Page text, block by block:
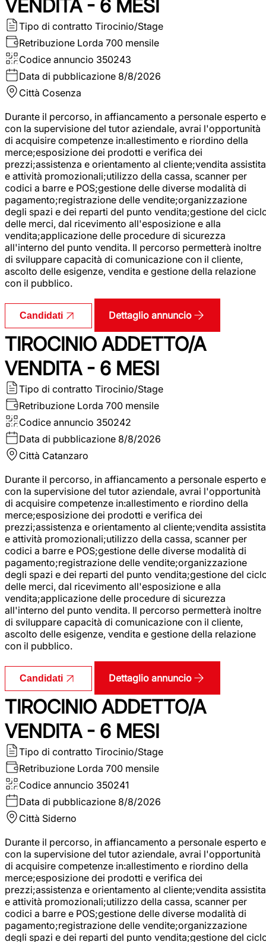
VENDITA - 6 MESI
Tipo di contratto Tirocinio/Stage
Retribuzione Lorda 700 mensile
Codice annuncio 350243
Data di pubblicazione 8/8/2026
Città Cosenza
Durante il percorso, in affiancamento a personale esperto e
con la supervisione del tutor aziendale, avrai l'opportunità
di acquisire competenze in:allestimento e riordino della
merce;esposizione dei prodotti e verifica dei
prezzi;assistenza e orientamento al cliente;vendita assistita
e attività promozionali;utilizzo della cassa, scanner per
codici a barre e POS;gestione delle diverse modalità di
pagamento;registrazione delle vendite;organizzazione
degli spazi e dei reparti del punto vendita;gestione del
delle merci, dal ricevimento all'esposizione e alla
vendita;applicazione delle procedure di sicurezza
all'interno del punto vendita. Il percorso permetterà inoltre
di sviluppare capacità di comunicazione con il cliente,
ascolto delle esigenze, vendita e gestione della relazione
con il pubblico.
Candidati Dettaglio annuncio
TIROCINIO ADDETTO/A
VENDITA - 6 MESI
Tipo di contratto Tirocinio/Stage
Retribuzione Lorda 700 mensile
Codice annuncio 350242
Data di pubblicazione 8/8/2026
Città Catanzaro
Durante il percorso, in affiancamento a personale esperto e
con la supervisione del tutor aziendale, avrai l'opportunità
di acquisire competenze in:allestimento e riordino della
merce;esposizione dei prodotti e verifica dei
prezzi;assistenza e orientamento al cliente;vendita assistita
e attività promozionali;utilizzo della cassa, scanner per
codici a barre e POS;gestione delle diverse modalità di
pagamento;registrazione delle vendite;organizzazione
degli spazi e dei reparti del punto vendita;gestione del
delle merci, dal ricevimento all'esposizione e alla
vendita;applicazione delle procedure di sicurezza
all'interno del punto vendita. Il percorso permetterà inoltre
di sviluppare capacità di comunicazione con il cliente,
ascolto delle esigenze, vendita e gestione della relazione
con il pubblico.
Candidati Dettaglio annuncio
TIROCINIO ADDETTO/A
VENDITA - 6 MESI
Tipo di contratto Tirocinio/Stage
Retribuzione Lorda 700 mensile
Codice annuncio 350241
Data di pubblicazione 8/8/2026
Città Siderno
Durante il percorso, in affiancamento a personale esperto e
con la supervisione del tutor aziendale, avrai l'opportunità
di acquisire competenze in:allestimento e riordino della
merce;esposizione dei prodotti e verifica dei
prezzi;assistenza e orientamento al cliente;vendita assistita
e attività promozionali;utilizzo della cassa, scanner per
codici a barre e POS;gestione delle diverse modalità di
pagamento;registrazione delle vendite;organizzazione
degli spazi e dei reparti del punto vendita;gestione del